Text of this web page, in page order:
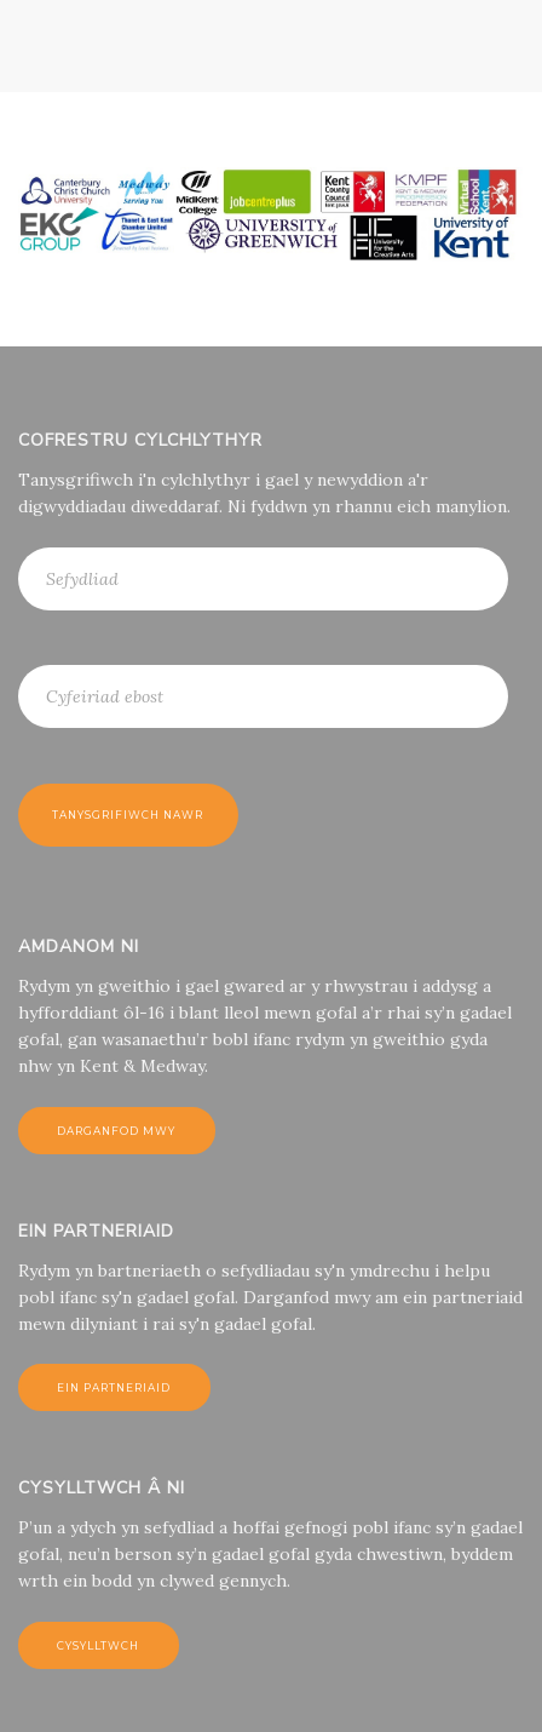
COFRESTRU CYLCHLYTHYR
Tanysgrifiwch i'n cylchlythyr i gael y newyddion a'r
digwyddiadau diweddaraf. Ni fyddwn yn rhannu eich manylion.
AMDANOM NI
Rydym yn gweithio i gael gwared ar y rhwystrau i addysg a
hyfforddiant ôl-16 i blant lleol mewn gofal a’r rhai sy’n gadael
gofal, gan wasanaethu’r bobl ifanc rydym yn gweithio gyda
nhw yn Kent & Medway.
DARGANFOD MWY
EIN PARTNERIAID
Rydym yn bartneriaeth o sefydliadau sy'n ymdrechu i helpu
pobl ifanc sy'n gadael gofal. Darganfod mwy am ein partneriaid
mewn dilyniant i rai sy'n gadael gofal.
EIN PARTNERIAID
CYSYLLTWCH Â NI
P’un a ydych yn sefydliad a hoffai gefnogi pobl ifanc sy’n gadael
gofal, neu’n berson sy’n gadael gofal gyda chwestiwn, byddem
wrth ein bodd yn clywed gennych.
CYSYLLTWCH